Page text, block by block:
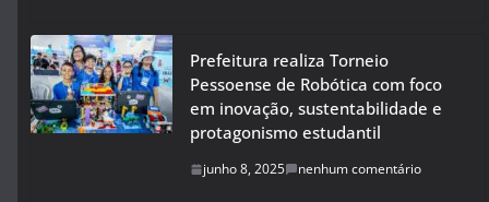
Prefeitura realiza Torneio
Pessoense de Robótica com foco
em inovação, sustentabilidade e
protagonismo estudantil
junho 8, 2025 nenhum comentário